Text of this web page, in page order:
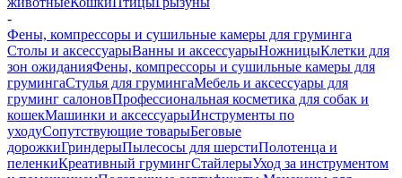
-
Фены, компрессоры и сушильные камеры для груминга
Столы и аксессуарыВанны и аксессуарыНожницыКлетки для
зон ожиданияФены, компрессоры и сушильные камеры для
грумингаСтулья для грумингаМебель и аксессуары для
груминг салоновПрофессиональная косметика для собак и
кошекМашинки и аксессуарыИнструменты по
уходуСопутствующие товарыБеговые
дорожкиГриндерыПылесосы для шерстиПолотенца и
пеленкиКреативный грумингСтайлерыУход за инструментом